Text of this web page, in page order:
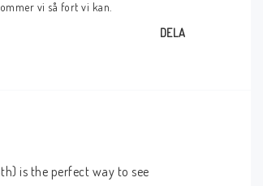
vi så fort vi kan.
DELA
is the perfect way to see